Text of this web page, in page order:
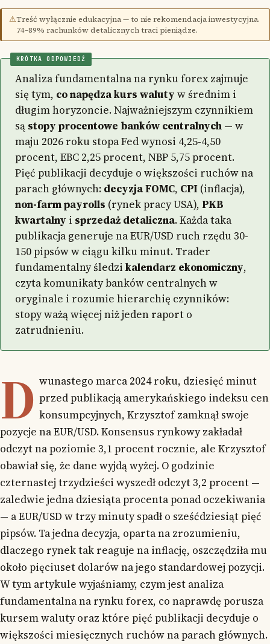
⚠Treść wyłącznie edukacyjna — to nie rekomendacja inwestycyjna.
74–89% rachunków detalicznych traci pieniądze.
KRÓTKA ODPOWIEDŹ
Analiza fundamentalna na rynku forex zajmuje
się tym, co napędza kurs waluty w średnim i
długim horyzoncie. Najważniejszym czynnikiem
są stopy procentowe banków centralnych — w
maju 2026 roku stopa Fed wynosi 4,25-4,50
procent, EBC 2,25 procent, NBP 5,75 procent.
Pięć publikacji decyduje o większości ruchów na
parach głównych: decyzja FOMC, CPI (inflacja),
non-farm payrolls (rynek pracy USA), PKB
kwartalny i sprzedaż detaliczna. Każda taka
publikacja generuje na EUR/USD ruch rzędu 30-
150 pipsów w ciągu kilku minut. Trader
fundamentalny śledzi kalendarz ekonomiczny,
czyta komunikaty banków centralnych w
oryginale i rozumie hierarchię czynników:
stopy ważą więcej niż jeden raport o
zatrudnieniu.
D wunastego marca 2024 roku, dziesięć minut
przed publikacją amerykańskiego indeksu cen
konsumpcyjnych, Krzysztof zamknął swoje
pozycje na EUR/USD. Konsensus rynkowy zakładał
odczyt na poziomie 3,1 procent rocznie, ale Krzysztof
obawiał się, że dane wyjdą wyżej. O godzinie
czternastej trzydzieści wyszedł odczyt 3,2 procent —
zaledwie jedna dziesiąta procenta ponad oczekiwania
— a EUR/USD w trzy minuty spadł o sześćdziesiąt pięć
pipsów. Ta jedna decyzja, oparta na zrozumieniu,
dlaczego rynek tak reaguje na inflację, oszczędziła mu
około pięciuset dolarów na jego standardowej pozycji.
W tym artykule wyjaśniamy, czym jest analiza
fundamentalna na rynku forex, co naprawdę porusza
kursem waluty oraz które pięć publikacji decyduje o
większości miesięcznych ruchów na parach głównych.